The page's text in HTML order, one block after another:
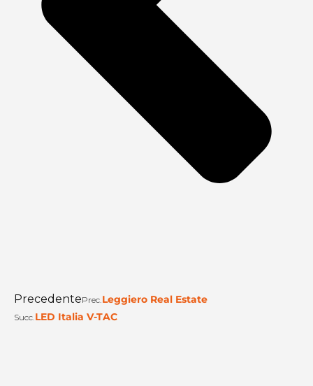
PrecedentePrec.Leggiero Real Estate
Succ.LED Italia V-TAC